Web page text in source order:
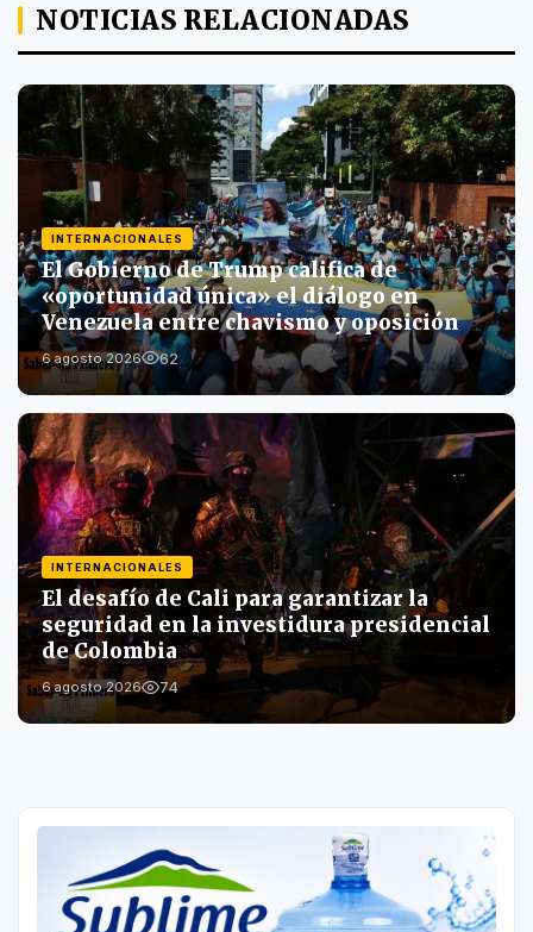
NOTICIAS RELACIONADAS
INTERNACIONALES
El Gobierno de Trump califica de
«oportunidad única» el diálogo en
Venezuela entre chavismo y oposición
6 agosto 2026 62
INTERNACIONALES
El desafío de Cali para garantizar la
seguridad en la investidura presidencial
de Colombia
6 agosto 2026 74